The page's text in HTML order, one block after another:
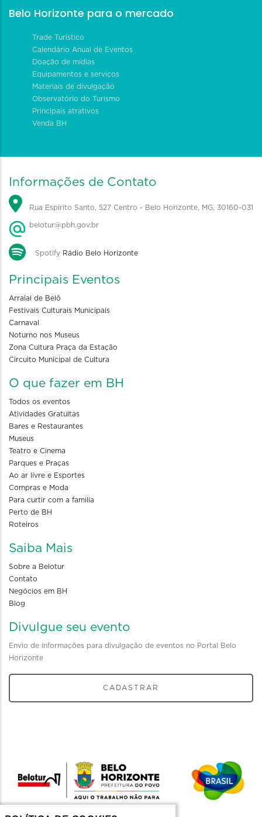
Belo Horizonte para o mercado
Trade Turístico
Calendário Anual de Eventos
Doação de mídias
Equipamentos e serviços
Materiais de divulgação
Observatório do Turismo
Principais atrativos
Venda BH
Informações de Contato
Rua Espírito Santo, 527 Centro - Belo Horizonte, MG, 30160-031
belotur@pbh.gov.br
Spotify Rádio Belo Horizonte
Principais Eventos
Arraial de Belô
Festivais Culturais Municipais
Carnaval
Noturno nos Museus
Zona Cultura Praça da Estação
Circuito Municipal de Cultura
O que fazer em BH
Todos os eventos
Atividades Gratuitas
Bares e Restaurantes
Museus
Teatro e Cinema
Parques e Praças
Ao ar livre e Esportes
Compras e Moda
Para curtir com a familia
Perto de BH
Roteiros
Saiba Mais
Sobre a Belotur
Contato
Negócios em BH
Blog
Divulgue seu evento
Envio de informações para divulgação de eventos no Portal Belo
Horizonte
CADASTRAR